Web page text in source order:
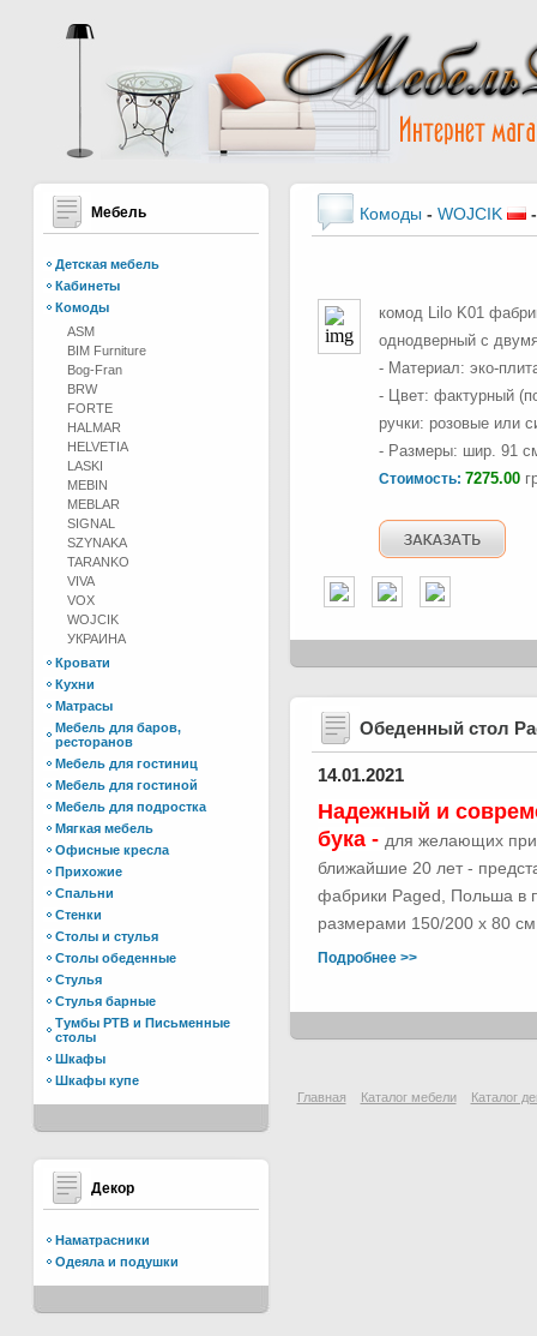
Мебель
Детская мебель
Кабинеты
Комоды
ASM
BIM Furniture
Bog-Fran
BRW
FORTE
HALMAR
HELVETIA
LASKI
MEBIN
MEBLAR
SIGNAL
SZYNAKA
TARANKO
VIVA
VOX
WOJCIK
УКРАИНА
Кровати
Кухни
Матрасы
Мебель для баров,
ресторанов
Мебель для гостиниц
Мебель для гостиной
Мебель для подростка
Мягкая мебель
Офисные кресла
Прихожие
Спальни
Стенки
Столы и стулья
Столы обеденные
Стулья
Стулья барные
Тумбы РТВ и Письменные
столы
Шкафы
Шкафы купе
Декор
Наматрасники
Одеяла и подушки
Комоды - WOJCIK
комод Lilo K01
однодверный с
- Материал: эко-
- Цвет: фактурный
ручки: розовые или
- Размеры: шир. 91
Стоимость: 7275.00
Обеденный стол
14.01.2021
Надежный и
бука - для желающих
ближайшие 20 лет -
фабрики Paged, Польша в
размерами 150/200 х 80
Подробнее >>
Главная Каталог мебели Каталог